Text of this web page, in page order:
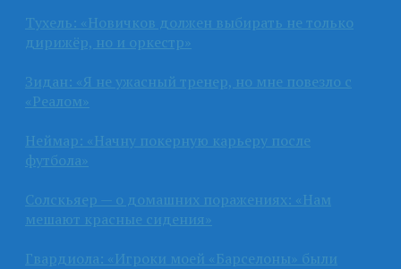
Тухель: «Новичков должен выбирать не только
дирижёр, но и оркестр»
Зидан: «Я не ужасный тренер, но мне повезло с
«Реалом»
Неймар: «Начну покерную карьеру после
футбола»
Солскьяер — о домашних поражениях: «Нам
мешают красные сидения»
Гвардиола: «Игроки моей «Барселоны» были